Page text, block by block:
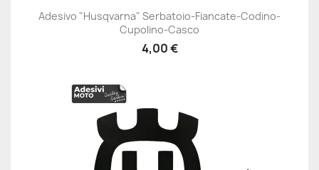
Adesivo "Husqvarna" Serbatoio-Fiancate-Codino-
Cupolino-Casco
4,00 €